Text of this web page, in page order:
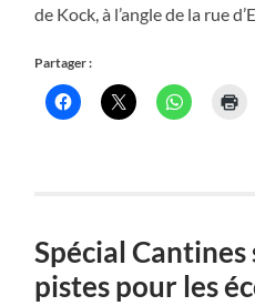
de Kock, à l’angle de la rue
Partager :
Spécial Cantines
pistes pour les